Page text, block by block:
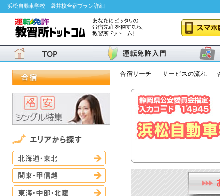
浜松自動車学校 袋井校合宿プラン詳細
合宿サーチ サービスの流れ